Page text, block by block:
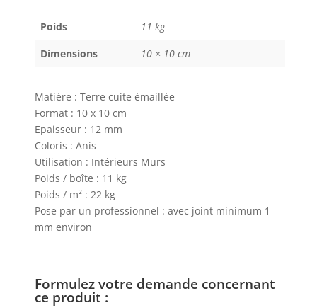
Poids
11 kg
Dimensions
10 × 10 cm
Matière : Terre cuite émaillée
Format : 10 x 10 cm
Epaisseur : 12 mm
Coloris : Anis
Utilisation : Intérieurs Murs
Poids / boîte : 11 kg
Poids / m² : 22 kg
Pose par un professionnel : avec joint minimum 1
mm environ
Formulez votre demande concernant
ce produit :